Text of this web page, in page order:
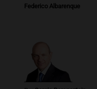
Federico Albarenque